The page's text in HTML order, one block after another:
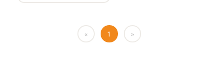
Kirstin Greaves-Lord
« 1 »